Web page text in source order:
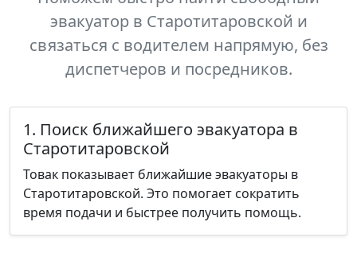
эвакуатор в Старотитаровской и
связаться с водителем напрямую, без
диспетчеров и посредников.
1. Поиск ближайшего эвакуатора в
Старотитаровской
Товак показывает ближайшие эвакуаторы в
Старотитаровской. Это помогает сократить
время подачи и быстрее получить помощь.